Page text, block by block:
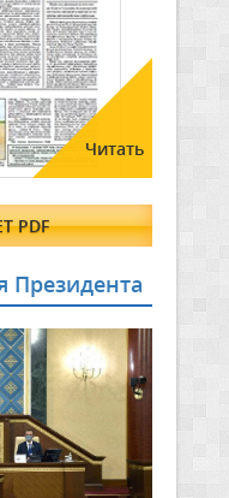
Читать
PDF
Президента